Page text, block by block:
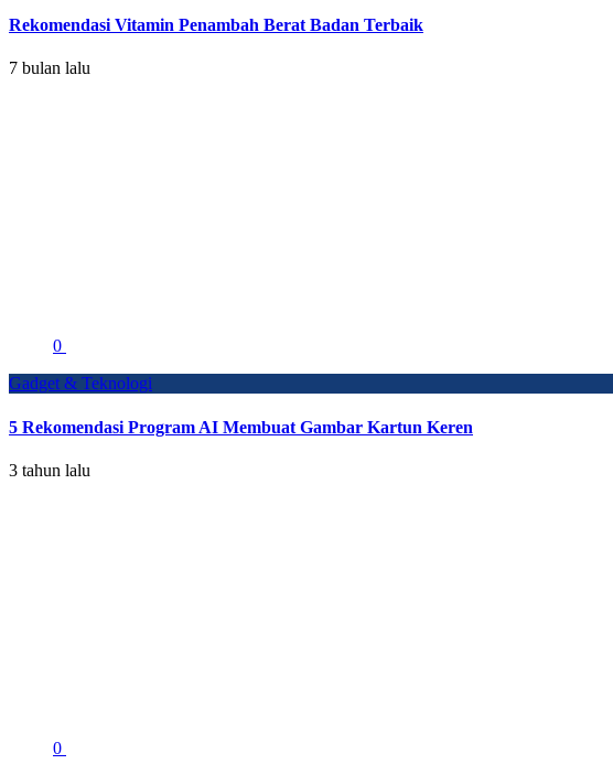
Rekomendasi Vitamin Penambah Berat Badan Terbaik
7 bulan lalu
0
Gadget & Teknologi
5 Rekomendasi Program AI Membuat Gambar Kartun Keren
3 tahun lalu
0